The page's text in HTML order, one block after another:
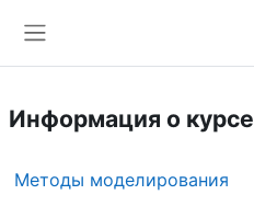
Информация о курсе
Методы моделирования